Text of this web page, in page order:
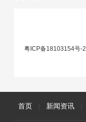
粤ICP备18103154号-2
首页 新闻资讯